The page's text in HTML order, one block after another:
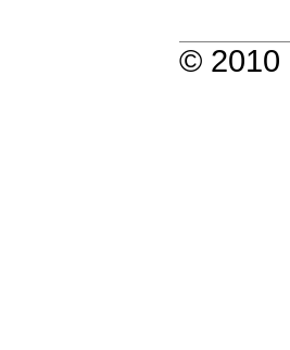
© 2010